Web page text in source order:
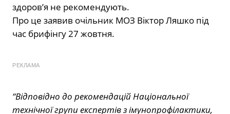
здоров’я не рекомендують.
Про це заявив очільник МОЗ Віктор Ляшко під
час брифінгу 27 жовтня.
РЕКЛАМА
“Відповідно до рекомендацій Національної
технічної групи експертів з імунопрофілактики,